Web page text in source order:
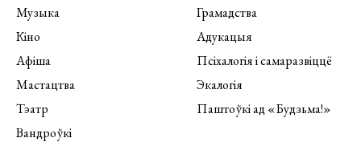
Музыка
Кіно
Афіша
Мастацтва
Тэатр
Вандроўкі
Грамадства
Адукацыя
Псіхалогія і самаразвіццё
Экалогія
Паштоўкі ад «Будзьма!»